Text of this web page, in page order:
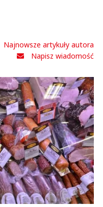
Najnowsze artykuły autora
Napisz wiadomość